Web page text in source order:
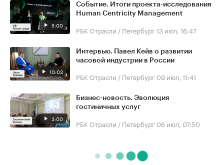
5:00
Событие. Итоги проекта-исследования
Human Centricity Management
РБК Отрасли / Петербург13 июл, 16:47
10:03
Интервью. Павел Кейв о развитии
часовой индустрии в России
РБК Отрасли / Петербург 09 июл, 11:41
3:00
Бизнес-новость. Эволюция
гостиничных услуг
РБК Отрасли / Петербург 06 июл, 07:50